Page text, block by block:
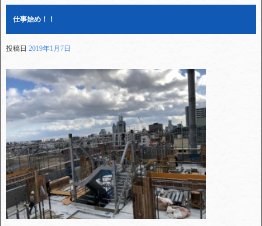
仕事始め！！
投稿日 2019年1月7日